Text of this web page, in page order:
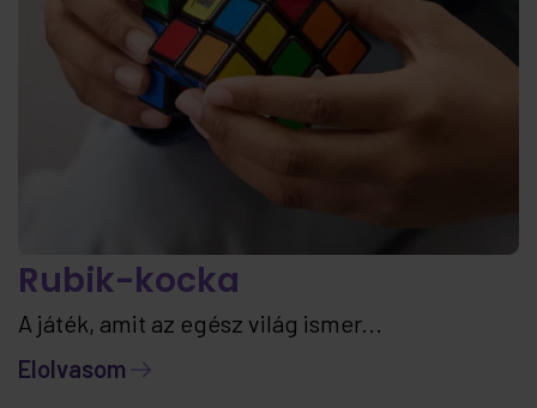
Rubik-kocka
A játék, amit az egész világ ismer...
Elolvasom